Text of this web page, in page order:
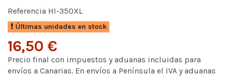
Referencia HI-350XL
Últimas unidades en stock
16,50 €
Precio final con impuestos y aduanas incluidas para
envíos a Canarias. En envíos a Península el IVA y aduanas